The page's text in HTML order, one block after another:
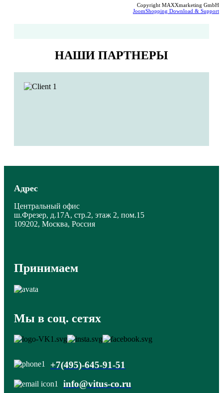
Copyright MAXXmarketing GmbH
JoomShopping Download & Support
НАШИ ПАРТНЕРЫ
Адрес
Центральный офис
ш.Фрезер, д.17А, стр.2, этаж 2, пом.15
109202, Москва, Россия
Принимаем
Мы в соц. сетях
+7(495)-645-91-51
info@vitus-co.ru